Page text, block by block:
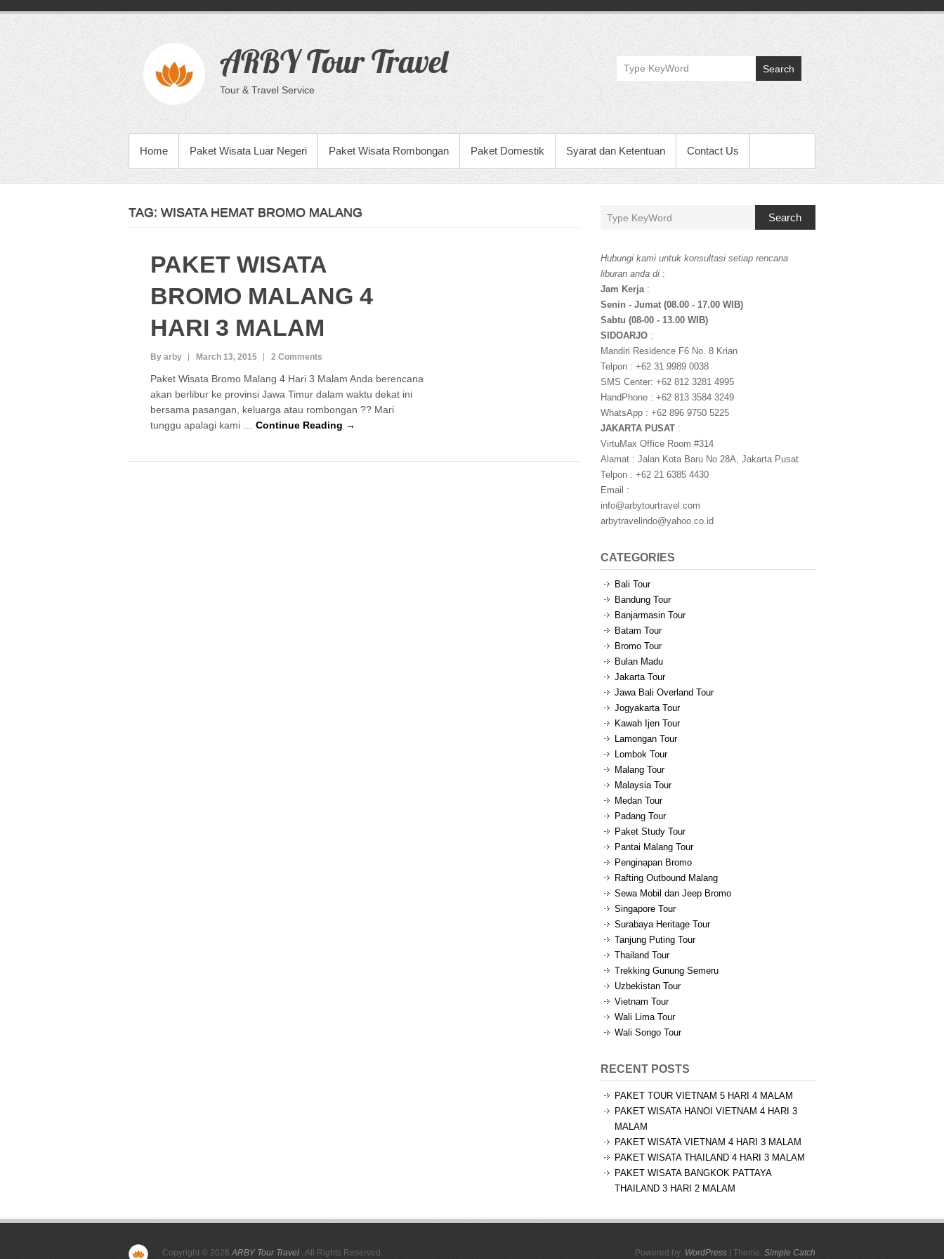
content
ARBY Tour Travel
Tour & Travel Service
Search
PRIMARY MENU
Home Paket Wisata Luar Negeri Paket Wisata Rombongan Paket Domestik Syarat dan Ketentuan Contact Us
TAG: WISATA HEMAT BROMO MALANG
PAKET WISATA
BROMO MALANG 4
HARI 3 MALAM
By arby March 13, 2015 2 Comments
Paket Wisata Bromo Malang 4 Hari 3 Malam Anda berencana
akan berlibur ke provinsi Jawa Timur dalam waktu dekat ini
bersama pasangan, keluarga atau rombongan ?? Mari
tunggu apalagi kami … Continue Reading →
Search
Hubungi kami untuk konsultasi setiap rencana
liburan anda di :
Jam Kerja:
Senin - Jumat (08.00 - 17.00 WIB)
Sabtu (08-00 - 13.00 WIB)
SIDOARJO:
Mandiri Residence F6 No. 8 Krian
Telpon : +62 31 9989 0038
SMS Center: +62 812 3281 4995
HandPhone : +62 813 3584 3249
WhatsApp : +62 896 9750 5225
JAKARTA PUSAT :
VirtuMax Office Room #314
Alamat : Jalan Kota Baru No 28A, Jakarta Pusat
Telpon : +62 21 6385 4430
Email :
info@arbytourtravel.com
arbytravelindo@yahoo.co.id
CATEGORIES
Bali Tour
Bandung Tour
Banjarmasin Tour
Batam Tour
Bromo Tour
Bulan Madu
Jakarta Tour
Jawa Bali Overland Tour
Jogyakarta Tour
Kawah Ijen Tour
Lamongan Tour
Lombok Tour
Malang Tour
Malaysia Tour
Medan Tour
Padang Tour
Paket Study Tour
Pantai Malang Tour
Penginapan Bromo
Rafting Outbound Malang
Sewa Mobil dan Jeep Bromo
Singapore Tour
Surabaya Heritage Tour
Tanjung Puting Tour
Thailand Tour
Trekking Gunung Semeru
Uzbekistan Tour
Vietnam Tour
Wali Lima Tour
Wali Songo Tour
RECENT POSTS
PAKET TOUR VIETNAM 5 HARI 4 MALAM
PAKET WISATA HANOI VIETNAM 4 HARI 3
MALAM
PAKET WISATA VIETNAM 4 HARI 3 MALAM
PAKET WISATA THAILAND 4 HARI 3 MALAM
PAKET WISATA BANGKOK PATTAYA
THAILAND 3 HARI 2 MALAM
Copyright © 2026ARBY Tour Travel . All Rights Reserved. Powered by: WordPress | Theme: Simple Catch